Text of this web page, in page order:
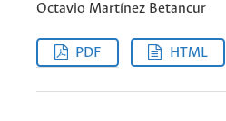
Octavio Martínez Betancur
PDF HTML